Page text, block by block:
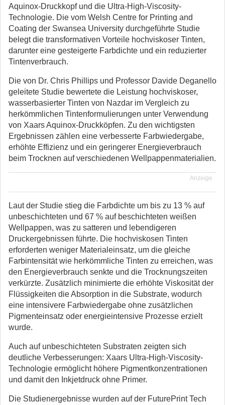
Aquinox-Druckkopf und die Ultra-High-Viscosity-
Technologie. Die vom Welsh Centre for Printing and
Coating der Swansea University durchgeführte Studie
belegt die transformativen Vorteile hochviskoser Tinten,
darunter eine gesteigerte Farbdichte und ein reduzierter
Tintenverbrauch.
Die von Dr. Chris Phillips und Professor Davide Deganello
geleitete Studie bewertete die Leistung hochviskoser,
wasserbasierter Tinten von Nazdar im Vergleich zu
herkömmlichen Tintenformulierungen unter Verwendung
von Xaars Aquinox-Druckköpfen. Zu den wichtigsten
Ergebnissen zählen eine verbesserte Farbwiedergabe,
erhöhte Effizienz und ein geringerer Energieverbrauch
beim Trocknen auf verschiedenen Wellpappenmaterialien.
Anzeige
Laut der Studie stieg die Farbdichte um bis zu 13 % auf
unbeschichteten und 67 % auf beschichteten weißen
Wellpappen, was zu satteren und lebendigeren
Druckergebnissen führte. Die hochviskosen Tinten
erforderten weniger Materialeinsatz, um die gleiche
Farbintensität wie herkömmliche Tinten zu erreichen, was
den Energieverbrauch senkte und die Trocknungszeiten
verkürzte. Zusätzlich minimierte die erhöhte Viskosität der
Flüssigkeiten die Absorption in die Substrate, wodurch
eine intensivere Farbwiedergabe ohne zusätzlichen
Pigmenteinsatz oder energieintensive Prozesse erzielt
wurde.
Auch auf unbeschichteten Substraten zeigten sich
deutliche Verbesserungen: Xaars Ultra-High-Viscosity-
Technologie ermöglicht höhere Pigmentkonzentrationen
und damit den Inkjetdruck ohne Primer.
Die Studienergebnisse wurden auf der FuturePrint Tech